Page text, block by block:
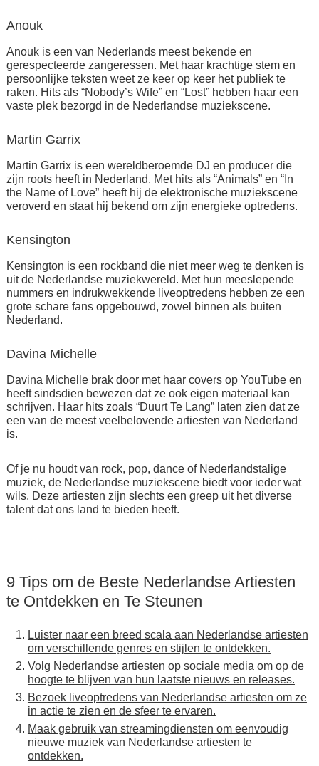
Anouk
Anouk is een van Nederlands meest bekende en
gerespecteerde zangeressen. Met haar krachtige stem en
persoonlijke teksten weet ze keer op keer het publiek te
raken. Hits als “Nobody’s Wife” en “Lost” hebben haar een
vaste plek bezorgd in de Nederlandse muziekscene.
Martin Garrix
Martin Garrix is een wereldberoemde DJ en producer die
zijn roots heeft in Nederland. Met hits als “Animals” en “In
the Name of Love” heeft hij de elektronische muziekscene
veroverd en staat hij bekend om zijn energieke optredens.
Kensington
Kensington is een rockband die niet meer weg te denken is
uit de Nederlandse muziekwereld. Met hun meeslepende
nummers en indrukwekkende liveoptredens hebben ze een
grote schare fans opgebouwd, zowel binnen als buiten
Nederland.
Davina Michelle
Davina Michelle brak door met haar covers op YouTube en
heeft sindsdien bewezen dat ze ook eigen materiaal kan
schrijven. Haar hits zoals “Duurt Te Lang” laten zien dat ze
een van de meest veelbelovende artiesten van Nederland
is.
Of je nu houdt van rock, pop, dance of Nederlandstalige
muziek, de Nederlandse muziekscene biedt voor ieder wat
wils. Deze artiesten zijn slechts een greep uit het diverse
talent dat ons land te bieden heeft.
9 Tips om de Beste Nederlandse Artiesten
te Ontdekken en Te Steunen
Luister naar een breed scala aan Nederlandse artiesten
om verschillende genres en stijlen te ontdekken.
Volg Nederlandse artiesten op sociale media om op de
hoogte te blijven van hun laatste nieuws en releases.
Bezoek liveoptredens van Nederlandse artiesten om ze
in actie te zien en de sfeer te ervaren.
Maak gebruik van streamingdiensten om eenvoudig
nieuwe muziek van Nederlandse artiesten te
ontdekken.